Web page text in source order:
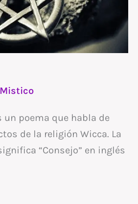
un poema que habla de
de la religión Wicca. La
“Consejo” en inglés